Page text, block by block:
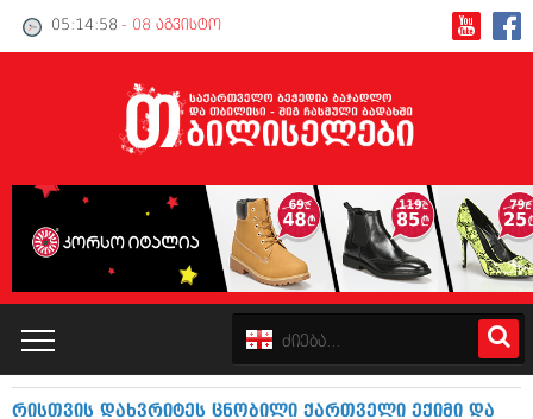
05:14:59 - 08 აგვისტო
რისთვის დახვრიტეს ცნობილი ქართველი ექიმი და